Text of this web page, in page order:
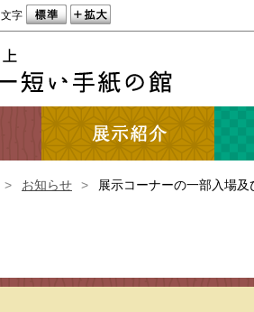
文字
> お知らせ > 展示コーナーの一部入場